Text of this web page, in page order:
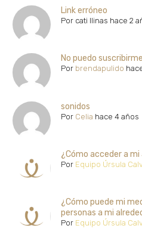
Link erróneo
Por cati llinas hace 2
No puedo
Por brendapulido
sonidos
Por Celia hace 4 años
¿Cómo acceder a
Por Equipo Úrsula
¿Cómo puede mi
personas a mi
Por Equipo Úrsula